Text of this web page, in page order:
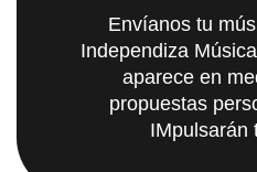
Envíanos tu
Independiza
aparece en
propuestas
IMpulsarán